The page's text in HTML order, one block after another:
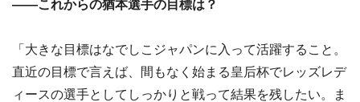
――これからの猶本選手の目標は？
「大きな目標はなでしこジャパンに入って活躍すること。
直近の目標で言えば、間もなく始まる皇后杯でレッズレデ
ィースの選手としてしっかりと戦って結果を残したい。ま